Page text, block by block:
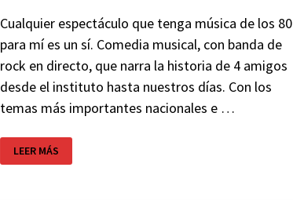
Cualquier espectáculo que tenga música de los 80
para mí es un sí. Comedia musical, con banda de
rock en directo, que narra la historia de 4 amigos
desde el instituto hasta nuestros días. Con los
temas más importantes nacionales e …
COMO
UNA
CANCIÓN
LEER MÁS